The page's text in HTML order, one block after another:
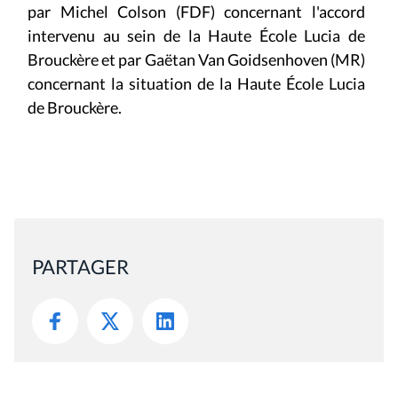
par Michel Colson (FDF) concernant l'accord
intervenu au sein de la Haute École Lucia de
Brouckère et par Gaëtan Van Goidsenhoven (MR)
concernant la situation de la Haute École Lucia
de Brouckère.
PARTAGER